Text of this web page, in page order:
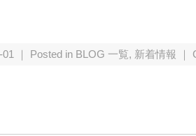
01 ｜ Posted in BLOG 一覧, 新着情報 ｜